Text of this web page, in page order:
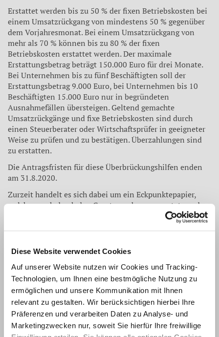
Diese Website verwendet Cookies
Auf unserer Website nutzen wir Cookies und Tracking-
Technologien, um Ihnen eine bestmögliche Nutzung zu
ermöglichen und unsere Kommunikation mit Ihnen
relevant zu gestalten. Wir berücksichtigen hierbei Ihre
Präferenzen und verarbeiten Daten zu Analyse- und
Marketingzwecken nur, soweit Sie hierfür Ihre freiwillige
Erstattet werden bis zu 50 % der fixen Betriebskosten bei
einem Umsatzrückgang von mindestens 50 % gegenüber
dem Vorjahresmonat. Bei einem Umsatzrückgang von
mehr als 70 % können bis zu 80 % der fixen
Betriebskosten erstattet werden. Der maximale
Erstattungsbetrag beträgt 150.000 Euro für drei Monate.
Bei Unternehmen bis zu fünf Beschäftigten soll der
Erstattungsbetrag 9.000 Euro, bei Unternehmen bis 10
Beschäftigten 15.000 Euro nur in begründeten
Ausnahmefällen übersteigen. Geltend gemachte
Umsatzrückgänge und fixe Betriebskosten sind durch
einen Steuerberater oder Wirtschaftsprüfer in geeigneter
Weise zu prüfen und zu bestätigen. Überzahlungen sind
zu erstatten.
Die Antragsfristen für diese Überbrückungshilfen enden
am 31.8.2020.
Zurzeit handelt es sich dabei um ein Eckpunktepapier,
welches noch durch den Gesetzesgeber umgesetzt werden
Konkretisierungen durch den Gesetzgeber und evtl.
Trotzdem stehen wir Ihnen gerne jederzeit für Fragen
Verfügung. Sprechen Sie uns gerne an.
Sobald uns neue Informationen und Konkretisierungen
vorliegen, werden wir diese zeitnah an Sie weiterleiten.
Die gesamten Maßnahmen des beschlossenen
Konjunkturpakets können Sie dem beigefügten, in dieser